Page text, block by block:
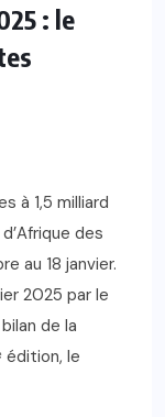
: le
à 1,5 milliard
des
au 18 janvier.
2025 par le
de la
le